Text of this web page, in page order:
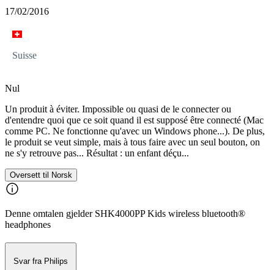
17/02/2016
Suisse
Nul
Un produit à éviter. Impossible ou quasi de le connecter ou
d'entendre quoi que ce soit quand il est supposé être connecté (Mac
comme PC. Ne fonctionne qu'avec un Windows phone...). De plus,
le produit se veut simple, mais à tous faire avec un seul bouton, on
ne s'y retrouve pas... Résultat : un enfant déçu...
Oversett til Norsk
Denne omtalen gjelder SHK4000PP Kids wireless bluetooth®
headphones
Svar fra Philips